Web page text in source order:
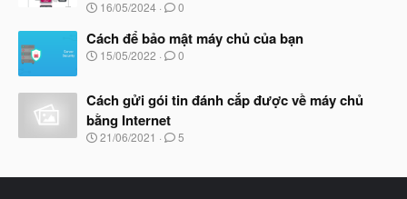
ắ
đ
ầ
N
à
y
b
t
đ
ầ
u
16/05/2024 0
Cách để bảo mật máy chủ của bạn
N
y
b
ắ
t
15/05/2022 0
Cách gửi gói tin đánh cắp được về máy chủ
bằng Internet
N
y
21/06/2021 5